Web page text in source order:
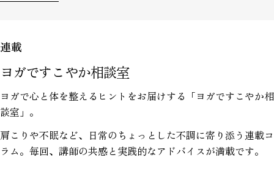
コピー
Facebook
Pinterest
連載
ヨガですこやか相談室
ヨガで心と体を整えるヒントをお届けする「ヨガですこやか相
談室」。
肩こりや不眠など、日常のちょっとした不調に寄り添う連載コ
ラム。毎回、講師の共感と実践的なアドバイスが満載です。